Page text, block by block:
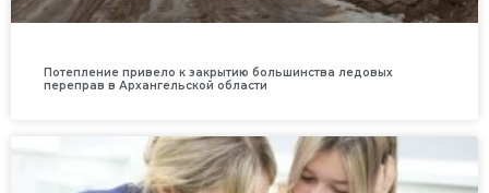
Потепление привело к закрытию большинства ледовых
переправ в Архангельской области